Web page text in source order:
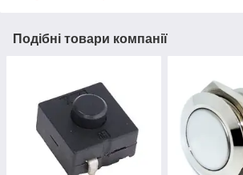
Подібні товари компанії